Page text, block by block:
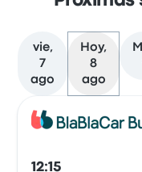
vie,
7
ago
Hoy,
8
ago
12:15